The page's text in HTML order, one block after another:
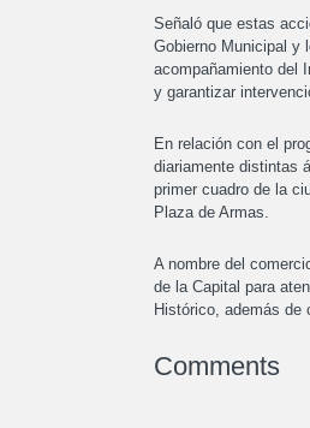
Señaló que estas
Gobierno Municipal y
acompañamiento del
y garantizar
En relación con el
diariamente distintas
primer cuadro de la
Plaza de Armas.
A nombre del
de la Capital para
Histórico, además de
Comments